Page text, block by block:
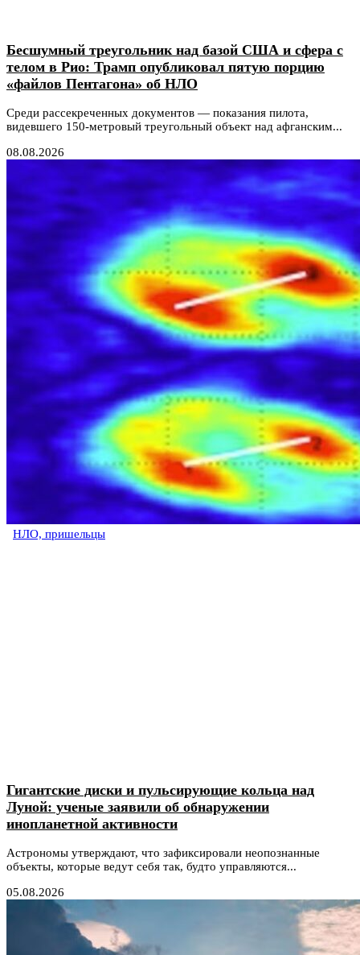
Бесшумный треугольник над базой США и сфера с
телом в Рио: Трамп опубликовал пятую порцию
«файлов Пентагона» об НЛО
Среди рассекреченных документов — показания пилота,
видевшего 150-метровый треугольный объект над афганским...
08.08.2026
НЛО, пришельцы
Гигантские диски и пульсирующие кольца над
Луной: ученые заявили об обнаружении
инопланетной активности
Астрономы утверждают, что зафиксировали неопознанные
объекты, которые ведут себя так, будто управляются...
05.08.2026